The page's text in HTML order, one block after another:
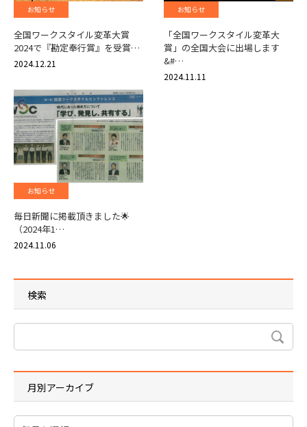
お知らせ
全国ワークスタイル変革大賞
2024で『勘定奉行賞』を受賞…
2024.12.21
お知らせ
「全国ワークスタイル変革大
賞」の全国大会に出場します
&#…
2024.11.11
お知らせ
毎日新聞に掲載頂きました🌟
（2024年1…
2024.11.06
検索
月別アーカイブ